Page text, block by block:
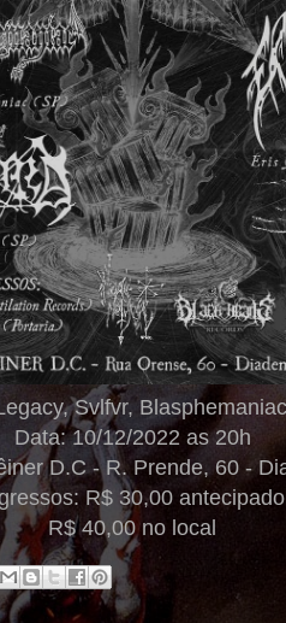
Svlfvr,
Data: 10/12/2022 as 20h
D.C - R. Prende, 60 -
R$ 30,00 antecipado
R$ 40,00 no local